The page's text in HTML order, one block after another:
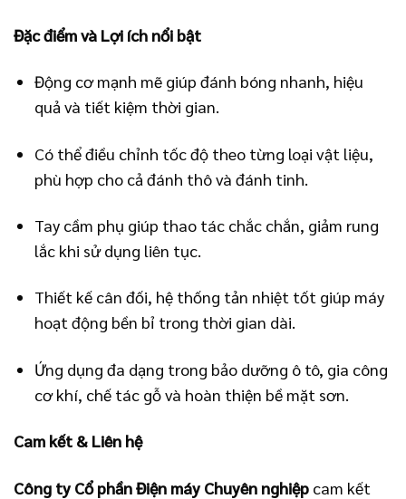
Đặc điểm và Lợi ích nổi bật
Động cơ mạnh mẽ giúp đánh bóng nhanh, hiệu
quả và tiết kiệm thời gian.
Có thể điều chỉnh tốc độ theo từng loại vật liệu,
phù hợp cho cả đánh thô và đánh tinh.
Tay cầm phụ giúp thao tác chắc chắn, giảm rung
lắc khi sử dụng liên tục.
Thiết kế cân đối, hệ thống tản nhiệt tốt giúp máy
hoạt động bền bỉ trong thời gian dài.
Ứng dụng đa dạng trong bảo dưỡng ô tô, gia công
cơ khí, chế tác gỗ và hoàn thiện bề mặt sơn.
Cam kết & Liên hệ
Công ty Cổ phần Điện máy Chuyên nghiệp cam kết